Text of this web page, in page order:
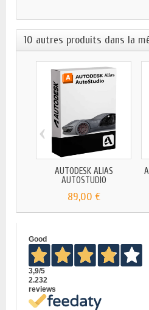
10 autres produits dans la
AUTODESK ALIAS
AUTOSTUDIO
89,00 €
‹
Good
3,9/5
2.232
reviews